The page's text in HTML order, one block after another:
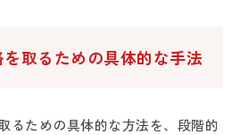
取るための具体的な手法
るための具体的な方法を、段階的